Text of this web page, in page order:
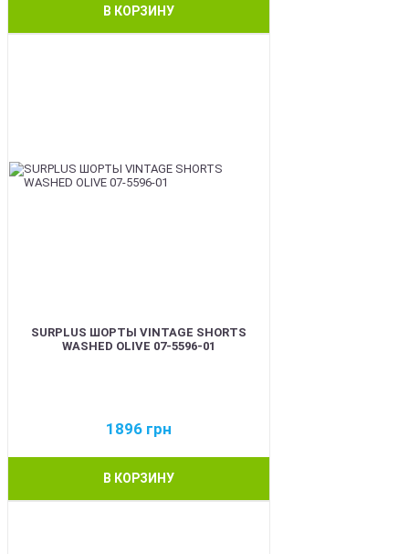
В КОРЗИНУ
SURPLUS ШОРТЫ VINTAGE SHORTS
WASHED OLIVE 07-5596-01
1896 грн
В КОРЗИНУ